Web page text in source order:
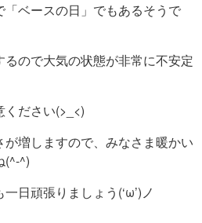
「ベースの日」でもあるそうで
ので大気の状態が非常に不安定
ださい(>_<)
増しますので、みなさま暖かい
(^-^)
日頑張りましょう(‘ω’)ノ